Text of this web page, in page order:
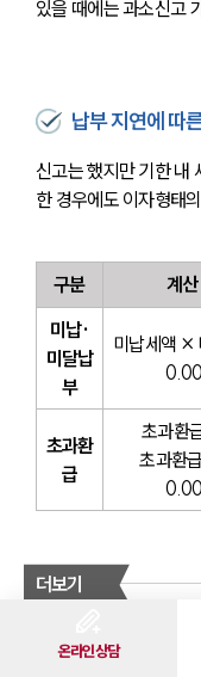
온라인상담
있을 때에는 과소신고
납부 지연에 따
신고는 했지만 기한 내
한 경우에도 이자형태
구분 계
미납·
미달납
부
미납세액 ×
초과환
급
초과환
초과환
더보기
상속재산분할 대상